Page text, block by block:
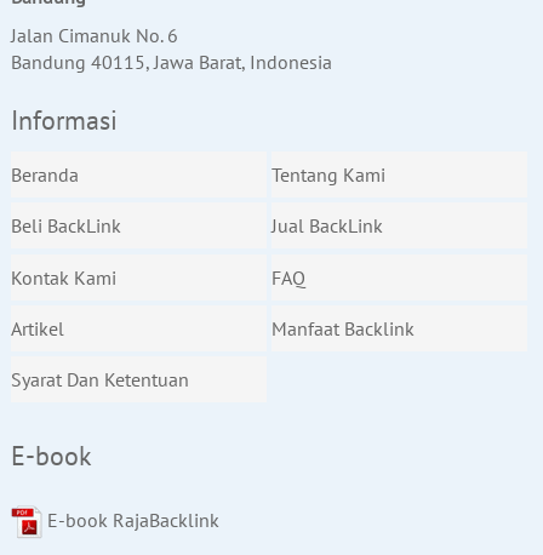
Jalan Cimanuk No. 6
Bandung 40115, Jawa Barat, Indonesia
Informasi
Beranda Tentang Kami
Beli BackLink Jual BackLink
Kontak Kami FAQ
Artikel Manfaat Backlink
Syarat Dan Ketentuan
E-book
E-book RajaBacklink